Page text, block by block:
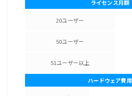
ライセンス月額
20ユーザー
50ユーザー
51ユーザー以上
ハードウェア費用